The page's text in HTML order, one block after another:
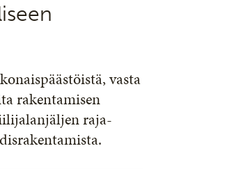
vasta
rakentamisen
raja-